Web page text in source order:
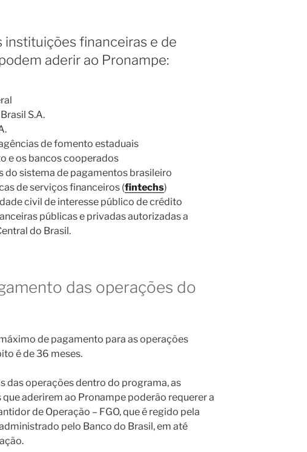
instituições financeiras e de
aderir ao Pronampe:
S.A.
de fomento estaduais
e os bancos cooperados
do sistema de pagamentos brasileiro
de serviços financeiros (fintechs)
civil de interesse público de crédito
públicas e privadas autorizadas a
do Brasil.
das operações do
de pagamento para as operações
é de 36 meses.
das operações dentro do programa, as
aderirem ao Pronampe poderão requerer a
de Operação – FGO, que é regido pela
pelo Banco do Brasil, em até